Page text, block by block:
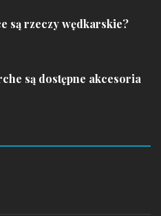
są rzeczy wędkarskie?
są dostępne akcesoria